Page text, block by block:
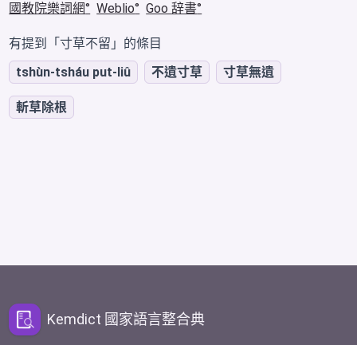
國教院樂詞網
Weblio Goo 辞書
有提到「寸草不留」的條目
tshùn-tsháu put-liû
不遺寸草 寸草無遺
斬草除根
Kemdict 國家語言整合典